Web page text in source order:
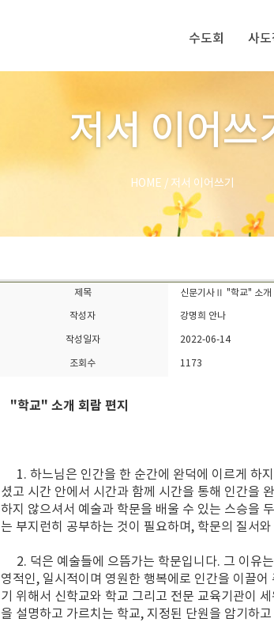
수도회 사도
저서 이어쓰
HOME / 저서 이어쓰기
제목 신문기사Ⅱ "학교" 소개
작성자 강명희 안나
작성일자 2022-06-14
조회수 1173
"학교" 소개 회람 편지
1852년 1
1. 하느님은 인간을 한 순간에 완덕에 이르게 하
셨고 시간 안에서 시간과 함께 시간을 통해 인간을
하지 않으셔서 예술과 학문을 배울 수 있는 스승을
는 부지런히 공부하는 것이 필요하며, 학문의 질서
2. 덕은 예술들에 으뜸가는 학문입니다. 그 이유
영적인, 일시적이며 영원한 행복에로 인간을 이끌
기 위해서 신학교와 학교 그리고 전문 교육기관이
을 설명하고 가르치는 학교, 지정된 단원을 암기하